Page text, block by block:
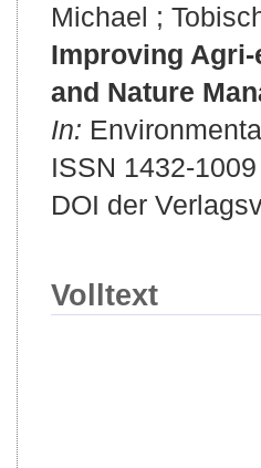
Michael ;
Improving
and Nature
In:
ISSN 1432-1009
DOI der
Volltext